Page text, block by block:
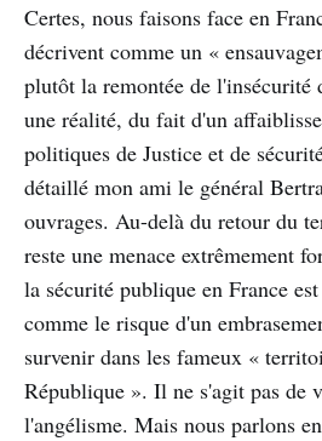
Certes, nous faisons face en
décrivent comme un «
plutôt la remontée de l'insécurité
une réalité, du fait d'un
politiques de Justice et de
détaillé mon ami le général
ouvrages. Au-delà du retour du
reste une menace extrêmement
la sécurité publique en France
comme le risque d'un
survenir dans les fameux «
République ». Il ne s'agit pas de
l'angélisme. Mais nous parlons